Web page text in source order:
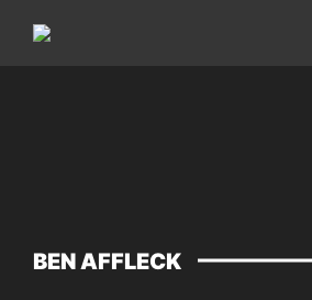
BEN AFFLECK